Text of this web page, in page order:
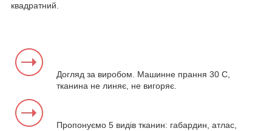
квадратний.
Догляд за виробом. Машинне прання 30 С,
тканина не линяє, не вигоряє.
Пропонуємо 5 видів тканин: габардин, атлас,